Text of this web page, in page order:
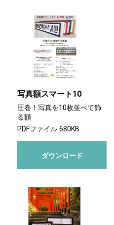
写真額スマート10
圧巻！写真を10枚並べて飾
る額
PDFファイル 680KB
ダウンロード